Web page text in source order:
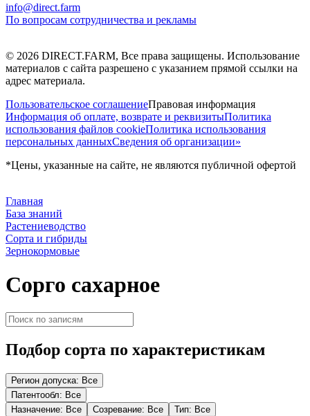
info@direct.farm
По вопросам сотрудничества и рекламы
© 2026 DIRECT.FARM, Все права защищены. Использование
материалов с сайта разрешено с указанием прямой ссылки на
адрес материала.
Пользовательское соглашениеПравовая информация
Информация об оплате, возврате и реквизитыПолитика
использования файлов cookieПолитика использования
персональных данныхСведения об организации»
*Цены, указанные на сайте, не являются публичной офертой
Главная
База знаний
Растениеводство
Сорта и гибриды
Зернокормовые
Сорго сахарное
Подбор сорта по характеристикам
Регион допуска: Все
Патентообл: Все
Назначение: Все Созревание: Все Тип: Все